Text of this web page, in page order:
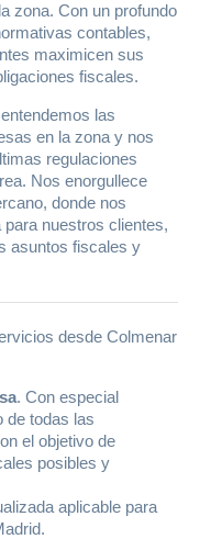
zona. Con un profundo
contables,
maximicen sus
fiscales.
las
en la zona y nos
regulaciones
Nos enorgullece
donde nos
nuestros clientes,
asuntos fiscales y
desde Colmenar
. Con especial
de todas las
el objetivo de
posibles y
aplicable para